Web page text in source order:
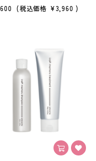
(税込価格 ¥3,960 )